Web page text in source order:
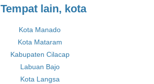
Tempat lain, kota
Kota Manado
Kota Mataram
Kabupaten Cilacap
Labuan Bajo
Kota Langsa